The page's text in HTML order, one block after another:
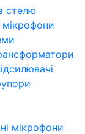
стелю
мікрофони